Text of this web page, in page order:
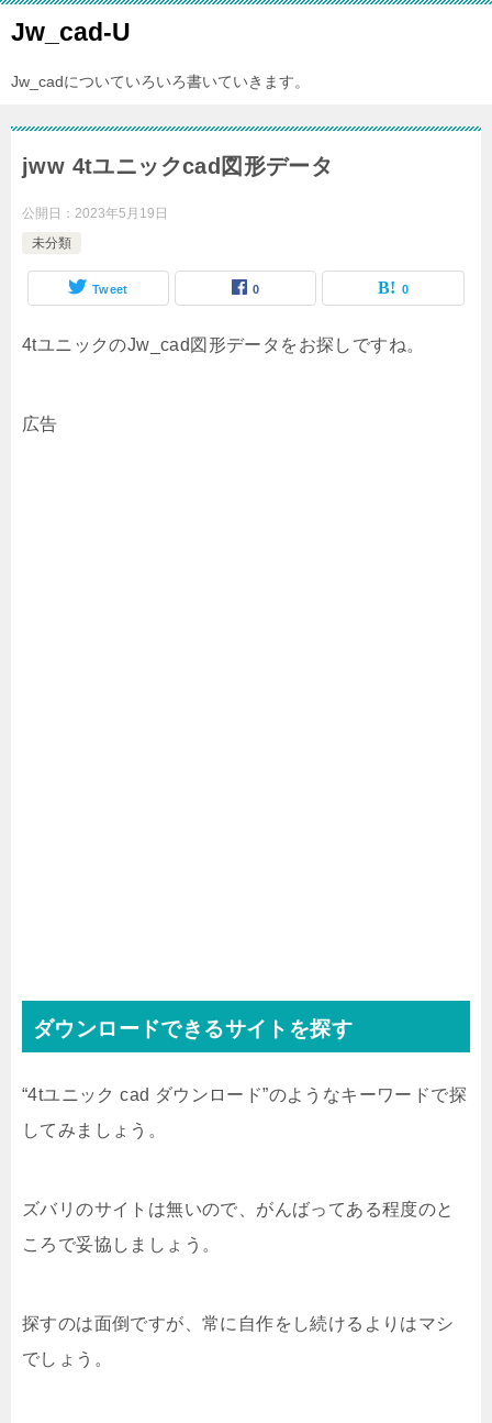
Jw_cad-U
Jw_cadについていろいろ書いていきます。
jww 4tユニックcad図形データ
公開日： 2023年5月19日
未分類
Tweet 0 0
4tユニックのJw_cad図形データをお探しですね。
広告
ダウンロードできるサイトを探す
“4tユニック cad ダウンロード”のようなキーワードで探
してみましょう。
ズバリのサイトは無いので、がんばってある程度のと
ころで妥協しましょう。
探すのは面倒ですが、常に自作をし続けるよりはマシ
でしょう。